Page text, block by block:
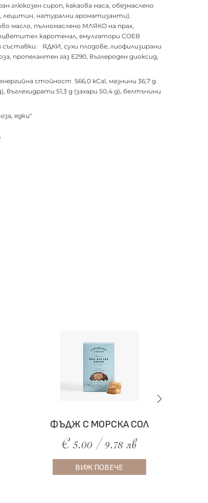
глюкозен сироп, какаова маса, обезмаслено
лецитин, натурални ароматизанти).
масло, пълномаслено МЛЯКО на прах,
каротенал, емулгатори СОЕВ
ЯДКИ, сухи плодове, лиофилизирани
пропелантен газ Е290, въглероден диоксид,
стойност 566,0 kCal, мазнини 36,7 g
51,3 g (захари 50,4 g), белтъчини
ядки"
ФЪДЖ С МОРСКА СОЛ
€ 5.00 / 9.78 лв
ВИЖ ПОВЕЧЕ